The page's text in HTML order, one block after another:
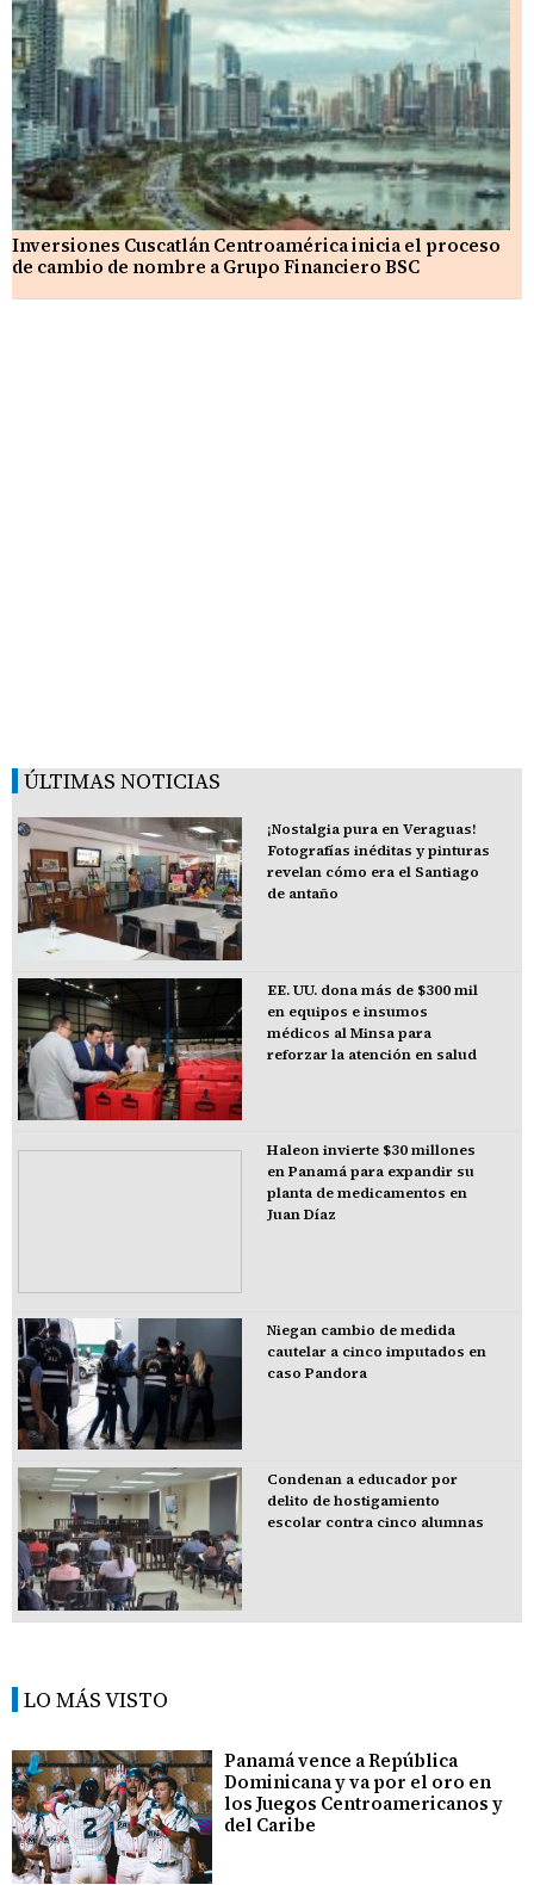
Inversiones Cuscatlán Centroamérica inicia el proceso
de cambio de nombre a Grupo Financiero BSC
ÚLTIMAS NOTICIAS
¡Nostalgia pura en Veraguas!
Fotografías inéditas y pinturas
revelan cómo era el Santiago
de antaño
EE. UU. dona más de $300 mil
en equipos e insumos
médicos al Minsa para
reforzar la atención en salud
Haleon invierte $30 millones
en Panamá para expandir su
planta de medicamentos en
Juan Díaz
Niegan cambio de medida
cautelar a cinco imputados en
caso Pandora
Condenan a educador por
delito de hostigamiento
escolar contra cinco alumnas
LO MÁS VISTO
Panamá vence a República
Dominicana y va por el oro en
los Juegos Centroamericanos y
del Caribe